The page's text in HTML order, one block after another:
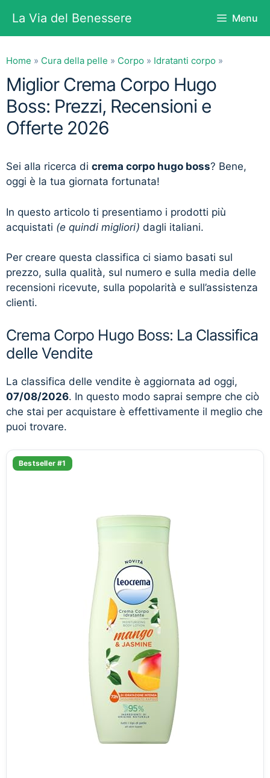
contenuto
La Via del Benessere Menu
Home » Cura della pelle » Corpo » Idratanti corpo »
Miglior Crema Corpo Hugo
Boss: Prezzi, Recensioni e
Offerte 2026
Sei alla ricerca di crema corpo hugo boss? Bene,
oggi è la tua giornata fortunata!
In questo articolo ti presentiamo i prodotti più
acquistati (e quindi migliori) dagli italiani.
Per creare questa classifica ci siamo basati sul
prezzo, sulla qualità, sul numero e sulla media delle
recensioni ricevute, sulla popolarità e sull’assistenza
clienti.
Crema Corpo Hugo Boss: La Classifica
delle Vendite
La classifica delle vendite è aggiornata ad oggi,
07/08/2026. In questo modo saprai sempre che ciò
che stai per acquistare è effettivamente il meglio che
puoi trovare.
Bestseller #1